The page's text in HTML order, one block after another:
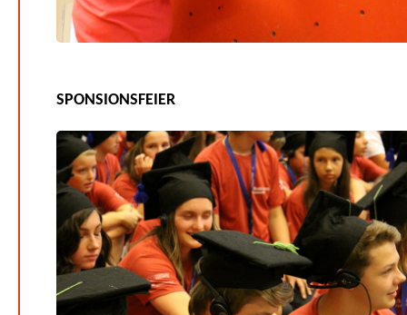
SPONSIONSFEIER